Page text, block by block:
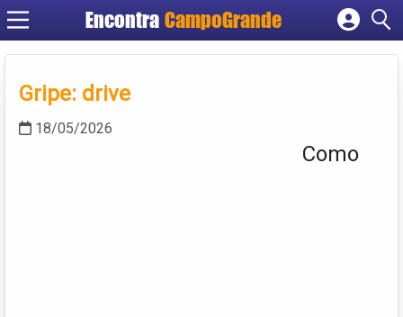
Encontra CampoGrande
Cadastrar empresa
Gripe: drive
18/05/2026
Como